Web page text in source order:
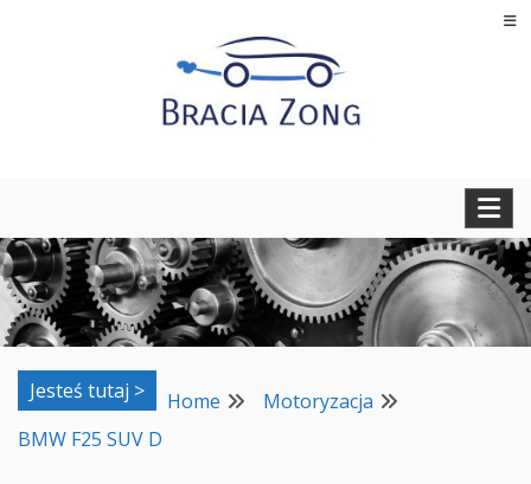
Jesteś tutaj > Home
Motoryzacja
BMW F25 SUV D